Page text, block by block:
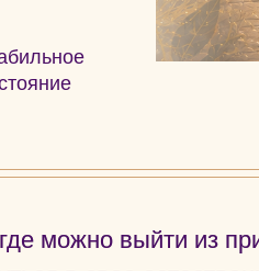
можно выйти из